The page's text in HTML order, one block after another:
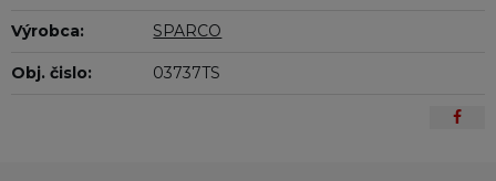
Výrobca: SPARCO
Obj. čislo: 03737TS